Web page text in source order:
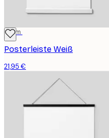
31 cm
Posterleiste Weiß
21,95 €